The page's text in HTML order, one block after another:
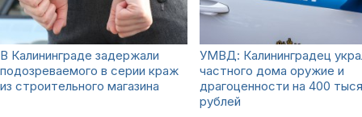
В Калининграде задержали
подозреваемого в серии краж
из строительного магазина
УМВД: Калининградец
частного дома оружие и
драгоценности на 400
рублей